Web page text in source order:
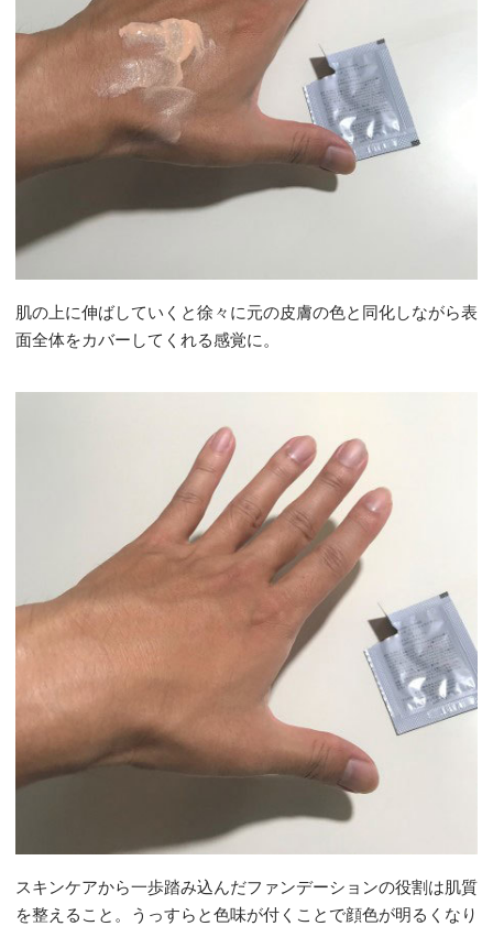
肌の上に伸ばしていくと徐々に元の皮膚の色と同化しながら表
面全体をカバーしてくれる感覚に。
スキンケアから一歩踏み込んだファンデーションの役割は肌質
を整えること。うっすらと色味が付くことで顔色が明るくなり